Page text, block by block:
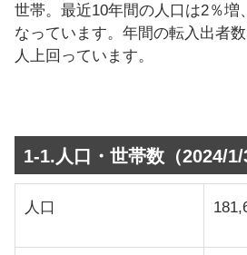
世帯。最近10年間の人口は2％増
なっています。年間の転入出者
人上回っています。
1-1.人口・世帯数（2024/
人口